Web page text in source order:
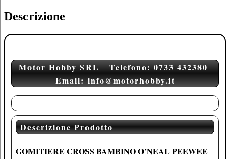
Descrizione
Motor Hobby SRL Telefono: 0733 432380
Email: info@motorhobby.it
Descrizione Prodotto
GOMITIERE CROSS BAMBINO O’NEAL PEEWEE